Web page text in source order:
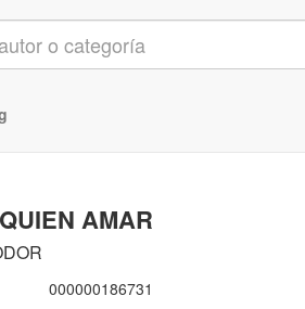
AMAR
000000186731